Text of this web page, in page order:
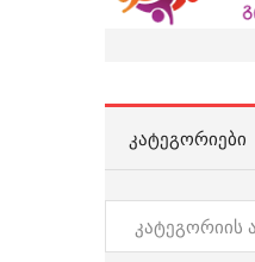
ᲙᲐᲢᲔᲒᲝᲠᲘᲔᲑᲘ
კატეგორიები